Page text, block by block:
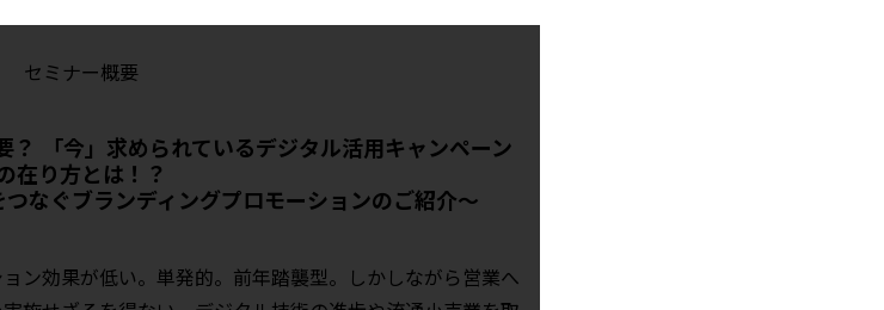
セミナー概要
？ 「今」求められているデジタル活用キャンペーン
在り方とは！？
なぐブランディングプロモーションのご紹介～
ン効果が低い。単発的。前年踏襲型。しかしながら営業へ